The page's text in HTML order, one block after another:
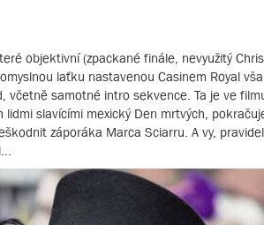
objektivní (zpackané finále, nevyužitý
laťku nastavenou Casinem Royal
samotné intro sekvence. Ta je ve
lidmi slavícími mexický Den mrtvých,
záporáka Marca Sciarru. A vy,